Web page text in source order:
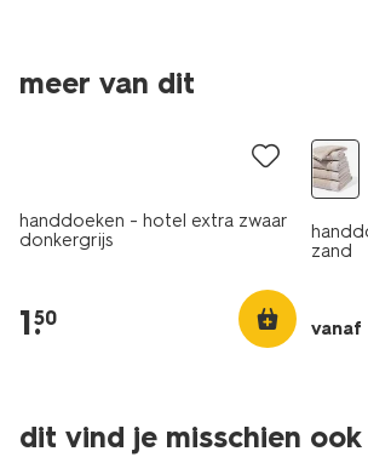
meer van dit
laag geprijsd
handdoeken - hotel extra zwaar
donkergrijs
1.
50
zand
vanaf
dit vind je misschien
nieuw